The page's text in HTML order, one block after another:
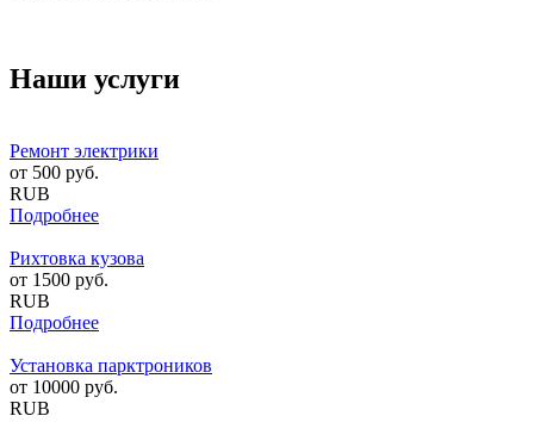
Наши услуги
Ремонт электрики
от 500 руб.
RUB
Подробнее
Рихтовка кузова
от 1500 руб.
RUB
Подробнее
Установка парктроников
от 10000 руб.
RUB